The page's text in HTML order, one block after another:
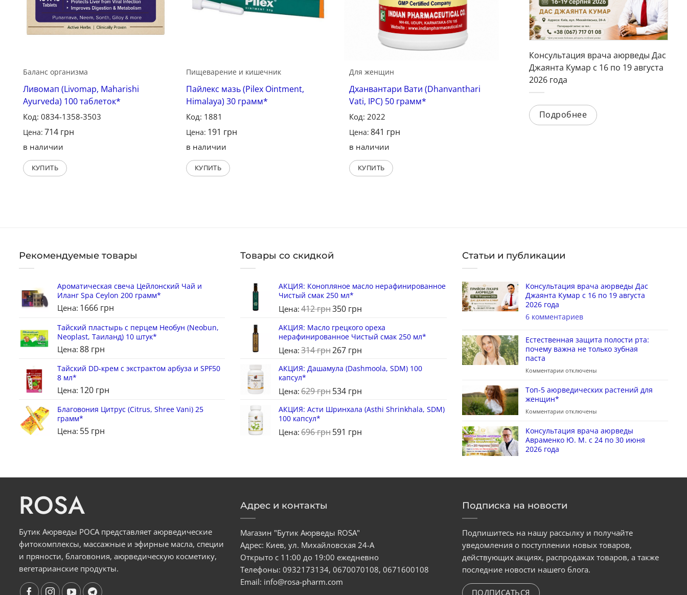
Консультация врача аюрведы Дас
Джаянта Кумар с 16 по 19 августа
2026 года
Подробнее
Баланс организма
Ливомап (Livomap, Maharishi
Ayurveda) 100 таблеток*
Код: 0834-1358-3503
Цена: 714 грн
в наличии
КУПИТЬ
Пищеварение и кишечник
Пайлекс мазь (Pilex Ointment,
Himalaya) 30 грамм*
Код: 1881
Цена: 191 грн
в наличии
КУПИТЬ
Для женщин
Дханвантари Вати (Dhanvanthari
Vati, IPC) 50 грамм*
Код: 2022
Цена: 841 грн
в наличии
КУПИТЬ
Пищеварение и кишечник
(1)
Рекомендуемые товары
Ароматическая свеча Цейлонский Чай и
Иланг Spa Ceylon 200 грамм*
Цена: 1666 грн
Тайский пластырь с перцем Необун (Neobun,
Neoplast, Таиланд) 10 штук*
Цена: 88 грн
Тайский DD-крем с экстрактом арбуза и SPF50
8 мл*
Цена: 120 грн
Благовония Цитрус (Citrus, Shree Vani) 25
грамм*
Цена: 55 грн
Товары со скидкой
АКЦИЯ: Конопляное масло нерафинированное
Чистый смак 250 мл*
Цена: 412грн350 грн
АКЦИЯ: Масло грецкого ореха
нерафинированное Чистый смак 250 мл*
Цена: 314грн267 грн
АКЦИЯ: Дашамула (Dashmoola, SDM) 100
капсул*
Цена: 629грн534 грн
АКЦИЯ: Асти Шринхала (Asthi Shrinkhala, SDM)
100 капсул*
Цена: 696грн591 грн
Статьи и публикации
Консультация врача аюрведы Дас
Джаянта Кумар с 16 по 19 августа
2026 года
6 комментариев
Естественная защита полости рта:
почему важна не только зубная
паста
Комментарии отключены
Топ-5 аюрведических растений для
женщин*
Комментарии отключены
Консультация врача аюрведы
Авраменко Ю. М. с 24 по 30 июня
2026 года
ROSA
Бутик Аюрведы РОСА представляет аюрведические
фитокомплексы, массажные и эфирные масла, специи
и пряности, благовония, аюрведическую косметику,
вегетарианские продукты.
Адрес и контакты
Магазин "Бутик Аюрведы ROSA"
Адрес: Киев, ул. Михайловская 24-А
Открыто с 11:00 до 19:00 ежедневно
Телефоны:0932173134,0670070108,0671600108
Email: info@rosa-pharm.com
Подписка на новости
Подпишитесь на нашу рассылку и получайте
уведомления о поступлении новых товаров,
действующих акциях, распродажах товаров, а также
последние новости нашего блога.
ПОДПИСАТЬСЯ